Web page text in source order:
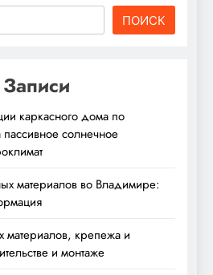
ПОИСК
каркасного дома по
пассивное солнечное
материалов во Владимире:
материалов, крепежа и
и монтаже